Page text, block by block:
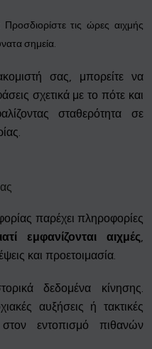
Προσδιορίστε τις ώρες αιχμής
σημεία.
σας, μπορείτε να
σχετικά με το πότε και
σταθερότητα σε
παρέχει πληροφορίες
εμφανίζονται αιχμές,
και προετοιμασία.
δεδομένα κίνησης.
αυξήσεις ή τακτικές
εντοπισμό πιθανών